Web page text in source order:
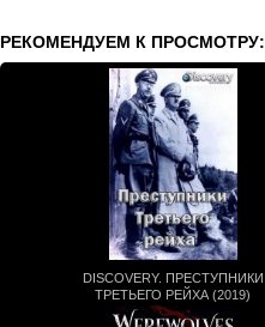
РЕКОМЕНДУЕМ К ПРОСМОТРУ:
DISCOVERY. ПРЕСТУПНИКИ
ТРЕТЬЕГО РЕЙХА (2019)